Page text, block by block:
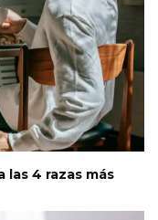
las 4 razas más